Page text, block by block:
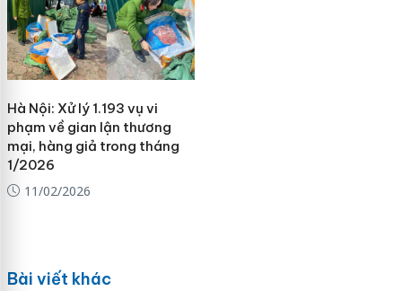
Hà Nội: Xử lý 1.193 vụ vi
phạm về gian lận thương
mại, hàng giả trong tháng
1/2026
11/02/2026
Bài viết khác